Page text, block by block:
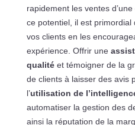
rapidement les ventes
ce potentiel, il est primordial
vos clients en les
expérience. Offrir une
qualitéet témoigner de la
de clients à laisser des avis
l’utilisation de
automatiser la gestion des
ainsi la réputation de la